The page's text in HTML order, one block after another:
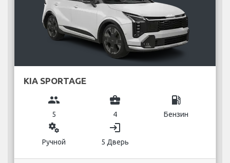
KIA SPORTAGE
group
5
business_center
4
local_gas_station
Бензин
miscellaneous_services
Ручной
login
5 Дверь